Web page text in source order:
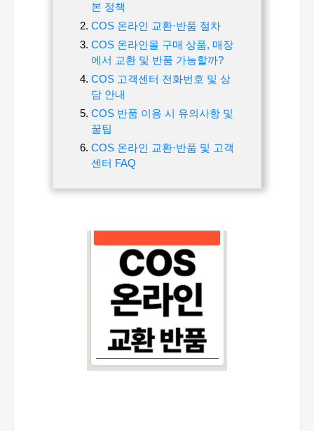
본 정책
COS 온라인 교환·반품 절차
COS 온라인몰 구매 상품, 매장
에서 교환 및 반품 가능할까?
COS 고객센터 전화번호 및 상
담 안내
COS 반품 이용 시 유의사항 및
꿀팁
COS 온라인 교환·반품 및 고객
센터 FAQ